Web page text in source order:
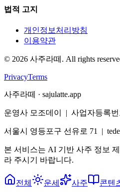
법적 고지
개인정보처리방침
이용약관
© 2026 사주라떼. All rights
PrivacyTerms
사주라떼 · sajulatte.app
운영사 모조데이 | 사업자등록
서울시 영등포구 선유로 71 |
본 서비스는 AI 기반 사주 정보
라 주시기 바랍니다.
전체 운세 사주 콘텐